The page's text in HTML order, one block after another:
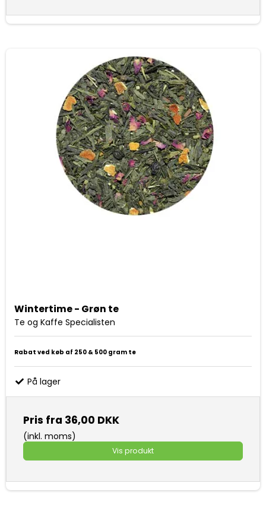
Wintertime - Grøn te
Te og Kaffe Specialisten
Rabat ved køb af 250 & 500 gram te
På lager
Pris fra 36,00 DKK
(inkl. moms)
Vis produkt